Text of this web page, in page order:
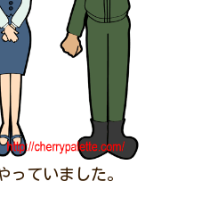
ていました。